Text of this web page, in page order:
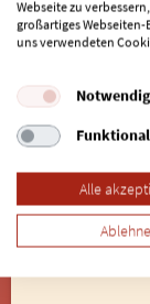
Dr. Josef M.
Vollprothesen
durch
Webseite zu
großartiges
uns verwendeten
Notwendig
Funktional
Alle